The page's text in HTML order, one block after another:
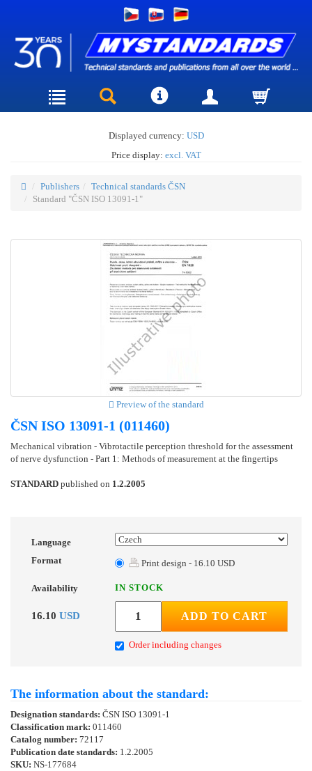
Displayed currency: USD
Price display: excl. VAT
Publishers
Technical standards ČSN
Standard "ČSN ISO 13091-1"
Preview of the standard
ČSN ISO 13091-1 (011460)
Mechanical vibration - Vibrotactile perception threshold for the assessment
of nerve dysfunction - Part 1: Methods of measurement at the fingertips
STANDARD published on 1.2.2005
Language
Format
Print design - 16.10 USD
Availability IN STOCK
16.10 USD ADD TO CART
Order including changes
The information about the standard:
Designation standards: ČSN ISO 13091-1
Classification mark: 011460
Catalog number: 72117
Publication date standards: 1.2.2005
SKU: NS-177684